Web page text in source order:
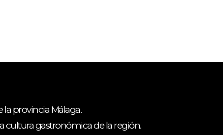
provincia Málaga.
cultura gastronómica de la región.